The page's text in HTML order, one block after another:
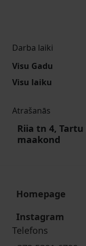
Darba laiki
Visu Gadu
Visu laiku
Atrašanās
Riia tn 4,
maakond
Homepage
Instagram
Telefons